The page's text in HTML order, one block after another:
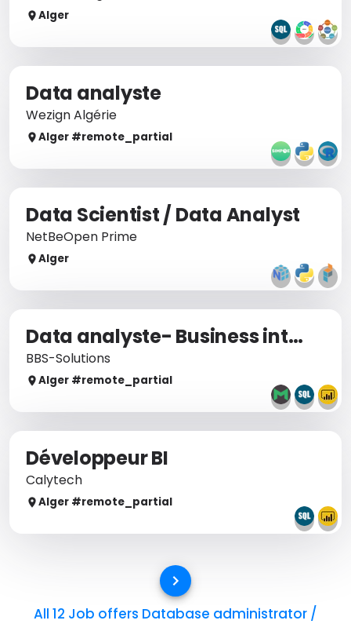
Alger
Data analyste
Wezign Algérie
Alger #remote_ partial
Data Scientist / Data Analyst
NetBeOpen Prime
Alger
Data analyste- Business intelligence H/F
BBS-Solutions
Alger #remote_ partial
Développeur BI
Calytech
Alger #remote_ partial
All 12 Job offers Database administrator /